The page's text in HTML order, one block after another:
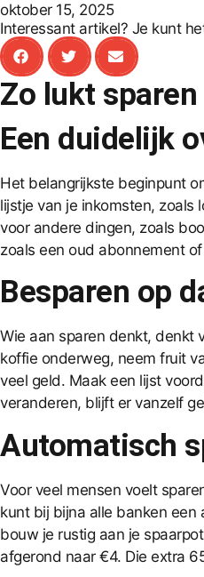
oktober 15, 2025
Interessant artikel? Je kunt
Zo lukt
Een duidelijk
Het belangrijkste beginpunt
lijstje van je inkomsten, zoals
voor andere dingen, zoals
zoals een oud abonnement
Besparen op
Wie aan sparen denkt, denkt
koffie onderweg, neem fruit
veel geld. Maak een lijst
veranderen, blijft er vanzelf
Automatisch
Voor veel mensen voelt
kunt bij bijna alle banken een
bouw je rustig aan je
afgerond naar €4. Die extra